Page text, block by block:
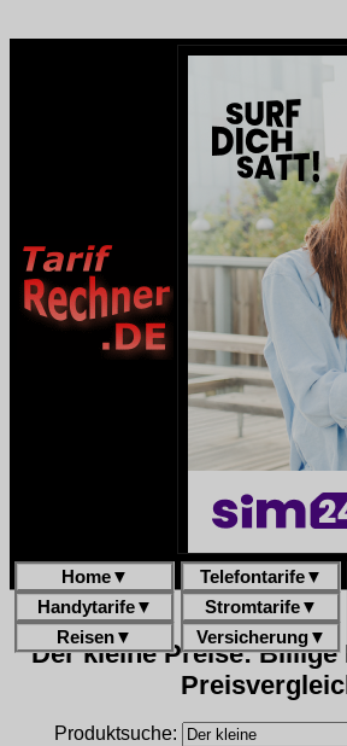
Home▼ Telefontarife▼
Handytarife▼ Stromtarife▼
Reisen▼ Versicherung▼
Der kleine Preise: Billige
Produktsuche: